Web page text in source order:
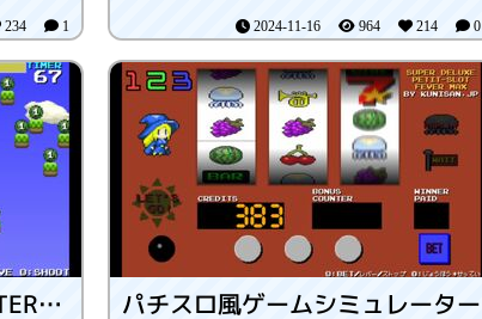
234 1 2024-11-16 964 214 0
すいかを落とせ DROP WATERMELONS パチスロ風ゲームシミュレーター